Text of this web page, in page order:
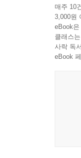
만한
경우에
청소년
읽는 것
매주 10
3,000원
eBook
클래스
사락 독
eBook